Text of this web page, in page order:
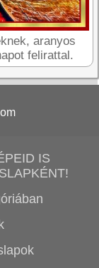
aranyos
felirattal.
IS